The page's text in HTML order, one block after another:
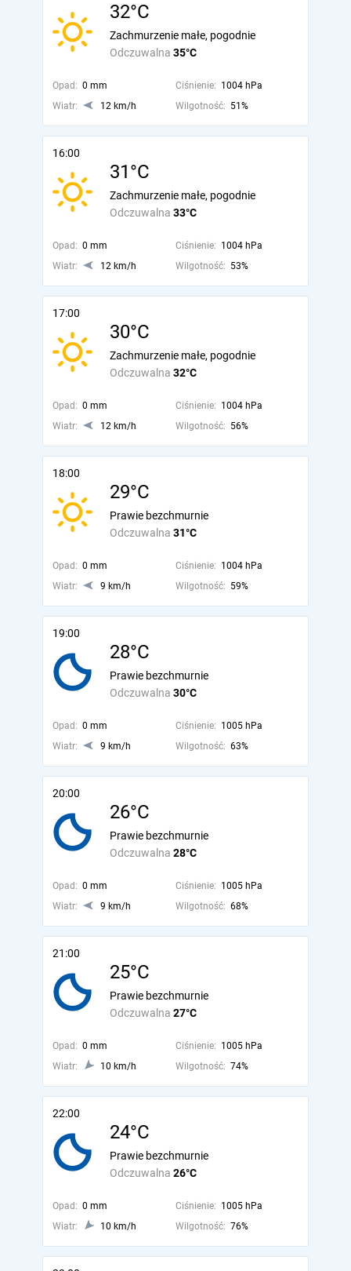
32°C
Odczuwalna 35°C
Zachmurzenie małe, pogodnie
Opad: 0 mm Ciśnienie: 1004 hPa
Wiatr:
12 km/h Wilgotność: 51%
16:00
31°C
Odczuwalna 33°C
Zachmurzenie małe, pogodnie
Opad: 0 mm Ciśnienie: 1004 hPa
Wiatr:
12 km/h Wilgotność: 53%
17:00
30°C
Odczuwalna 32°C
Zachmurzenie małe, pogodnie
Opad: 0 mm Ciśnienie: 1004 hPa
Wiatr:
12 km/h Wilgotność: 56%
18:00
29°C
Odczuwalna 31°C
Prawie bezchmurnie
Opad: 0 mm Ciśnienie: 1004 hPa
Wiatr:
9 km/h Wilgotność: 59%
19:00
28°C
Odczuwalna 30°C
Prawie bezchmurnie
Opad: 0 mm Ciśnienie: 1005 hPa
Wiatr:
9 km/h Wilgotność: 63%
20:00
26°C
Odczuwalna 28°C
Prawie bezchmurnie
Opad: 0 mm Ciśnienie: 1005 hPa
Wiatr:
9 km/h Wilgotność: 68%
21:00
25°C
Odczuwalna 27°C
Prawie bezchmurnie
Opad: 0 mm Ciśnienie: 1005 hPa
Wiatr:
10 km/h Wilgotność: 74%
22:00
24°C
Odczuwalna 26°C
Prawie bezchmurnie
Opad: 0 mm Ciśnienie: 1005 hPa
Wiatr:
10 km/h Wilgotność: 76%